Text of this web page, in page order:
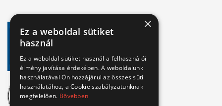
×
Ez a weboldal sütiket
használ
Ez a weboldal sütiket használ a felhasználói
élmény javítása érdekében. A weboldalunk
használatával Ön hozzájárul az összes süti
használatához, a Cookie szabályzatunknak
megfelelően. Bővebben